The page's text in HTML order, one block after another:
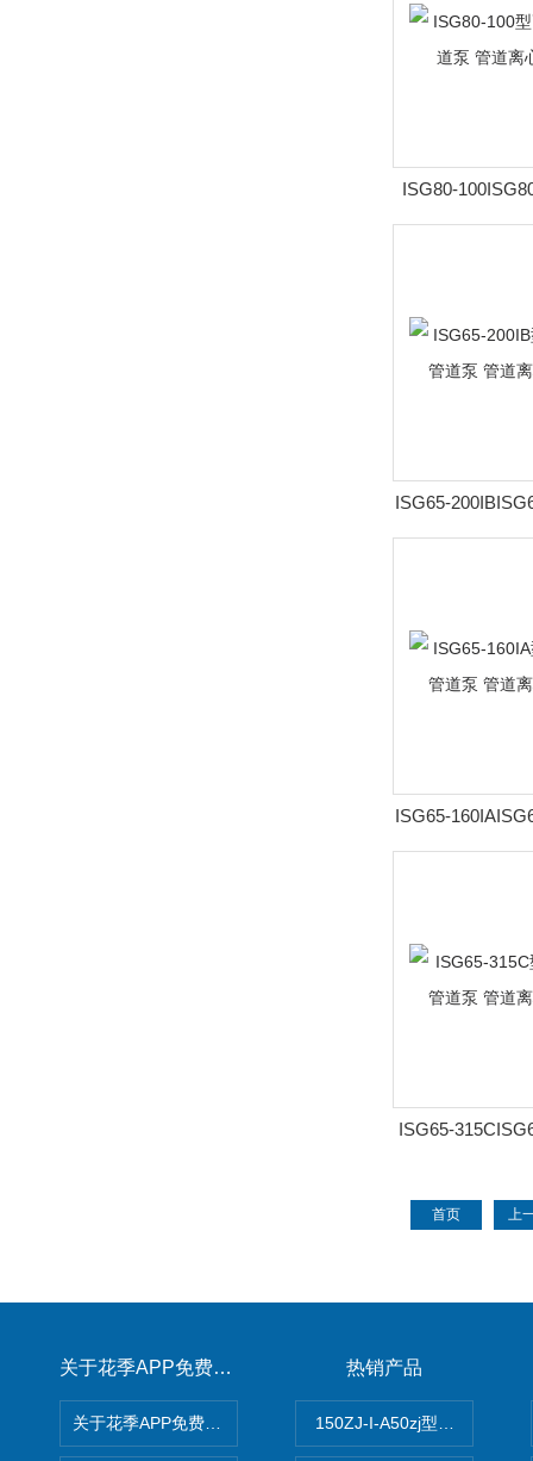
ISG80-
立式管道泵 管
ISG65-
速立式管道泵 管
ISG65-
速立式管道泵 管
ISG65-
首页 上
关于花季APP免费下载 热销产品
150ZJ-I-A50zj型花季传媒